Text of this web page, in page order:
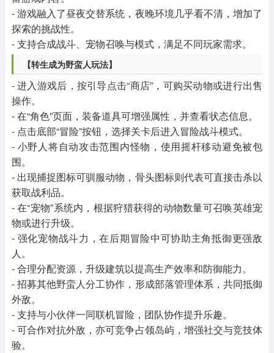
- 游戏融入了昼夜交替系统，夜晚环境几乎看不清，增加了
探索的挑战性。
- 支持合成战斗、宠物召唤与模式，满足不同玩家需求。
【转生成为野蛮人玩法】
- 进入游戏后，按引导点击“商店”，可购买动物或进行出售
操作。
- 在“角色”页面，装备道具可增强属性，并查看状态信息。
- 点击底部“冒险”按钮，选择关卡后进入冒险战斗模式。
- 小野人将自动攻击范围内怪物，使用摇杆移动避免被包
围。
- 出现捕捉图标可驯服动物，骨头图标则代表可直接击杀以
获取战利品。
- 在“宠物”系统内，根据狩猎获得的动物数量可召唤英雄宠
物或进行升级。
- 强化宠物战斗力，在后期冒险中可协助主角抵御更强敌
人。
- 合理分配资源，升级建筑以提高生产效率和防御能力。
- 招募其他野蛮人分工协作，形成部落管理体系，共同抵御
外敌。
- 支持与小伙伴一同联机冒险，团队协作提升乐趣。
- 可合作对抗外敌，亦可竞争占领岛屿，增强社交与竞技体
验。